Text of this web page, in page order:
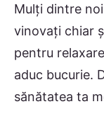
Mulți dintre
vinovați chiar
pentru
aduc bucurie.
sănătatea ta